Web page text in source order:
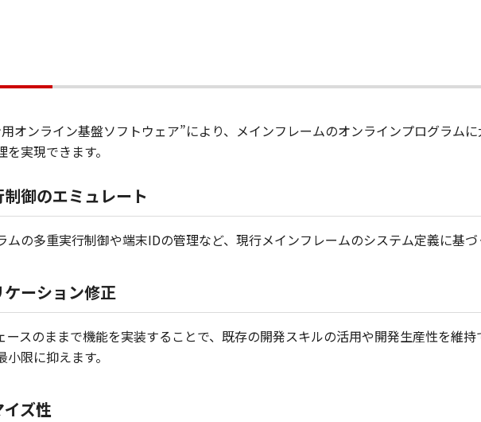
オンライン基盤ソフトウェア”により、メインフレームのオンラインプログラム
実現できます。
御のエミュレート
ムの多重実行制御や端末IDの管理など、現行メインフレームのシステム定義に基づ
ーション修正
ースのままで機能を実装することで、既存の開発スキルの活用や開発生産性を維
限に抑えます。
ズ性